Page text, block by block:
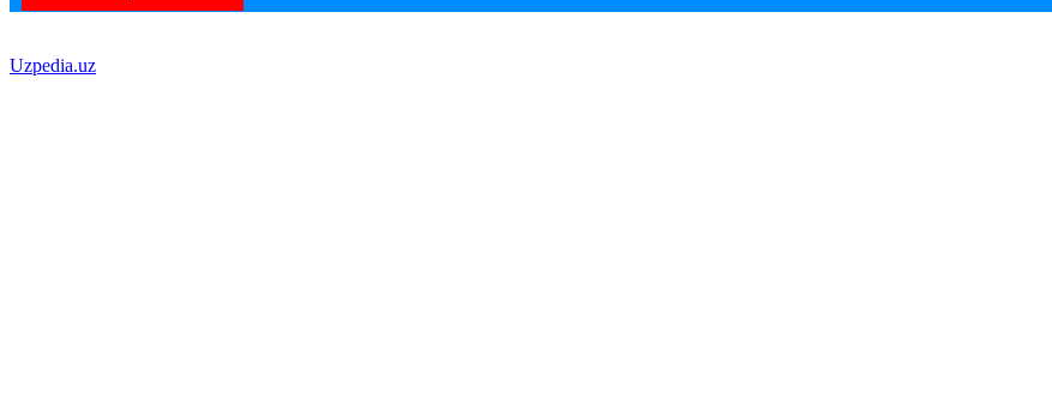
Uzpedia.uz